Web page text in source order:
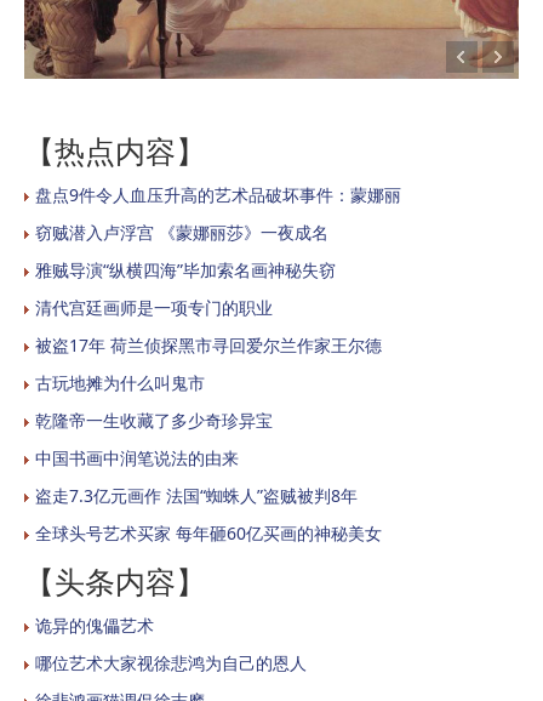
【热点内容】
盘点9件令人血压升高的艺术品破坏事件：蒙娜丽
窃贼潜入卢浮宫 《蒙娜丽莎》一夜成名
雅贼导演“纵横四海”毕加索名画神秘失窃
清代宫廷画师是一项专门的职业
被盗17年 荷兰侦探黑市寻回爱尔兰作家王尔德
古玩地摊为什么叫鬼市
乾隆帝一生收藏了多少奇珍异宝
中国书画中润笔说法的由来
盗走7.3亿元画作 法国“蜘蛛人”盗贼被判8年
全球头号艺术买家 每年砸60亿买画的神秘美女
【头条内容】
诡异的傀儡艺术
哪位艺术大家视徐悲鸿为自己的恩人